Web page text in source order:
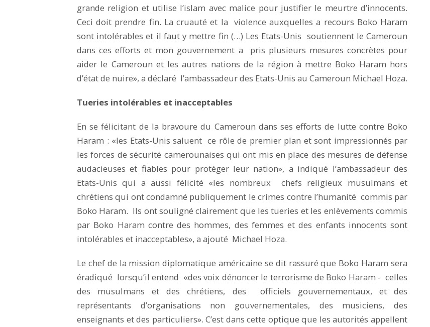
grande religion et utilise l’islam avec malice pour justifier le meurtre d’innocents.
Ceci doit prendre fin. La cruauté et la violence auxquelles a recours Boko Haram
sont intolérables et il faut y mettre fin (…) Les Etats-Unis soutiennent le Cameroun
dans ces efforts et mon gouvernement a pris plusieurs mesures concrètes pour
aider le Cameroun et les autres nations de la région à mettre Boko Haram hors
d’état de nuire», a déclaré l’ambassadeur des Etats-Unis au Cameroun Michael Hoza.
Tueries intolérables et inacceptables
En se félicitant de la bravoure du Cameroun dans ses efforts de lutte contre Boko
Haram : «les Etats-Unis saluent ce rôle de premier plan et sont impressionnés par
les forces de sécurité camerounaises qui ont mis en place des mesures de défense
audacieuses et fiables pour protéger leur nation», a indiqué l’ambassadeur des
Etats-Unis qui a aussi félicité «les nombreux chefs religieux musulmans et
chrétiens qui ont condamné publiquement le crimes contre l’humanité commis par
Boko Haram. Ils ont souligné clairement que les tueries et les enlèvements commis
par Boko Haram contre des hommes, des femmes et des enfants innocents sont
intolérables et inacceptables», a ajouté Michael Hoza.
Le chef de la mission diplomatique américaine se dit rassuré que Boko Haram sera
éradiqué lorsqu’il entend «des voix dénoncer le terrorisme de Boko Haram - celles
des musulmans et des chrétiens, des officiels gouvernementaux, et des
représentants d’organisations non gouvernementales, des musiciens, des
enseignants et des particuliers». C’est dans cette optique que les autorités appellent